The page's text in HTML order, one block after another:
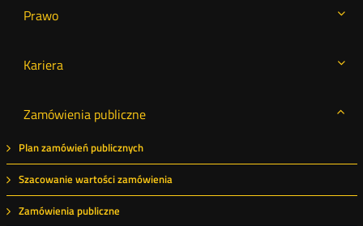
Prawo
Kariera
Zamówienia publiczne
Plan zamówień publicznych
Szacowanie wartości zamówienia
Zamówienia publiczne